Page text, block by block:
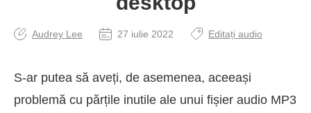
Audrey Lee 27 iulie 2022 Editați audio
S-ar putea să aveți, de asemenea, aceeași
problemă cu părțile inutile ale unui fișier audio MP3